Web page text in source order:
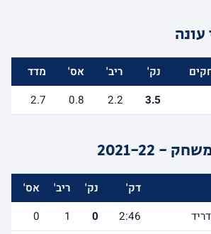
נק' ריב' אס'
מדד
3.5
2.2
0.8
2.7
2021-22
דק' נק' ריב' אס'
2:46
0
1
0